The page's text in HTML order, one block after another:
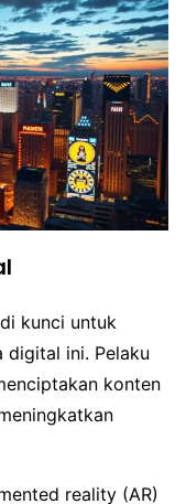
kunci untuk
digital ini. Pelaku
konten
reality (AR)